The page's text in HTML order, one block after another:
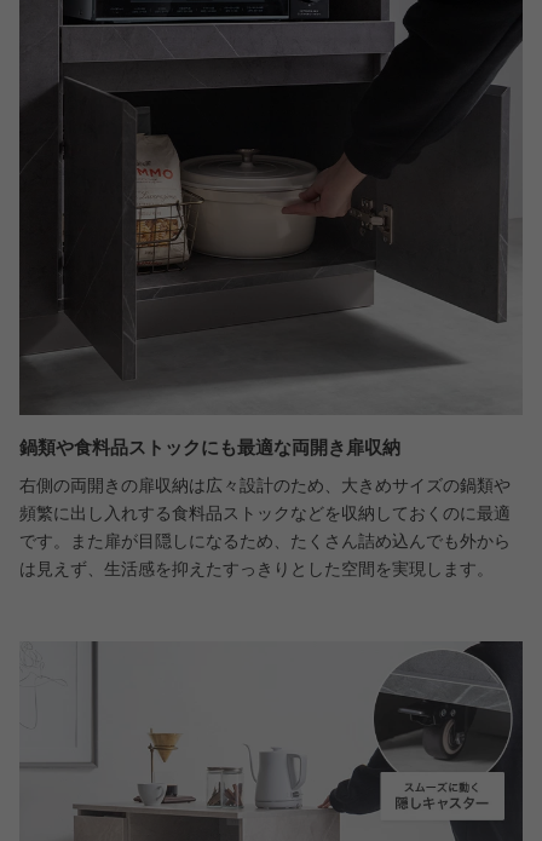
鍋類や食料品ストックにも最適な両開き扉収納
右側の両開きの扉収納は広々設計のため、大きめサイズの鍋類や
頻繁に出し入れする食料品ストックなどを収納しておくのに最適
です。また扉が目隠しになるため、たくさん詰め込んでも外から
は見えず、生活感を抑えたすっきりとした空間を実現します。